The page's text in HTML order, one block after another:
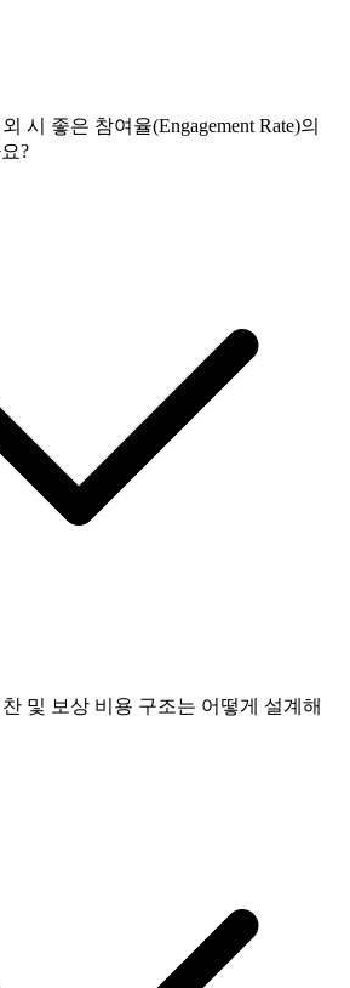
시 좋은 참여율(Engagement Rate)의
?
및 보상 비용 구조는 어떻게 설계해